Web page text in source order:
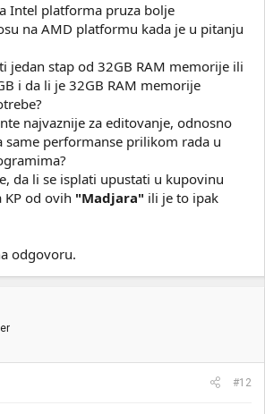
Intel platforma pruza bolje
na AMD platformu kada je u pitanju
jedan stap od 32GB RAM memorije ili
i da li je 32GB RAM memorije
najvaznije za editovanje, odnosno
same performanse prilikom rada u
da li se isplati upustati u kupovinu
od ovih "Madjara" ili je to ipak
odgovoru.
#12